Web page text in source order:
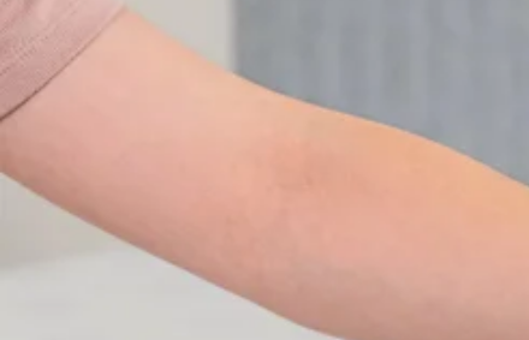
Trykaflastende madrasser
Trykaflastende madrasser 200x200
Trykaflastende madrasser 180x200
Trykaflastende madrasser 160x200
Trykaflastende madrasser 80x200
Se flere størrelser